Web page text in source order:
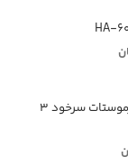
هیتر سونای خشک ایرانی ترموستات سرخود ۳